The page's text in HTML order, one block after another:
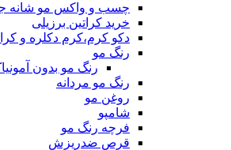
چسب و واکس مو شانه
خرید کراتین برزیلی
دکو کرم،کرم دکلره و
رنگ مو
رنگ مو بدون
رنگ مو مردانه
روغن مو
شامپو
فرچه رنگ مو
قرص ضدریزش